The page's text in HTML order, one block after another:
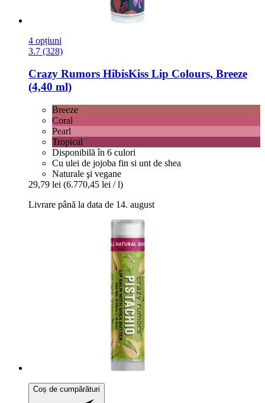
4 opțiuni
3.7 (328)
Crazy Rumors HibisKiss Lip Colours, Breeze
(4,40 ml)
Breeze
Coral
Pearl
Tropical
Disponibilă în 6 culori
Cu ulei de jojoba fin si unt de shea
Naturale şi vegane
29,79 lei (6.770,45 lei / l)
Livrare până la data de 14. august
Coș de cumpărături